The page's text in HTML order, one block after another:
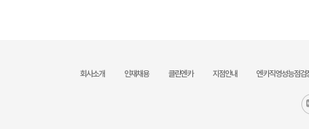
회사소개 인재채용 클린엔카 지점안내 엔카직영성능점검